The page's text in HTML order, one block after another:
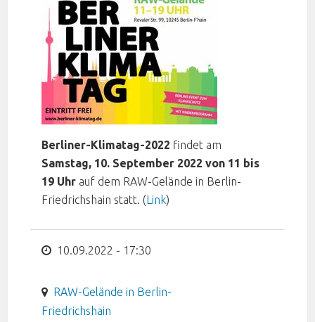
Berliner-Klimatag-2022 findet am
Samstag, 10. September 2022 von 11 bis
19 Uhr auf dem RAW-Gelände in Berlin-
Friedrichshain statt. (Link)
10.09.2022 - 17:30
RAW-Gelände in Berlin-
Friedrichshain